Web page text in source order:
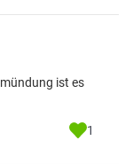
ist es
1